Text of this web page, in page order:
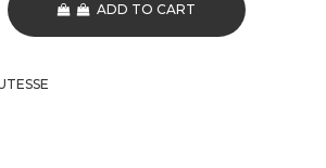
ADD TO CART